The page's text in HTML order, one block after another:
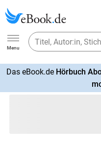
Ebook.de
Menu
Das eBook.de Hörbuch